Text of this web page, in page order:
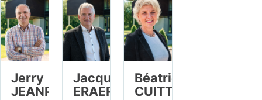
Jerry
JEANPIERRE
Jacques
ERAERTS
Béatrice
CUITTE